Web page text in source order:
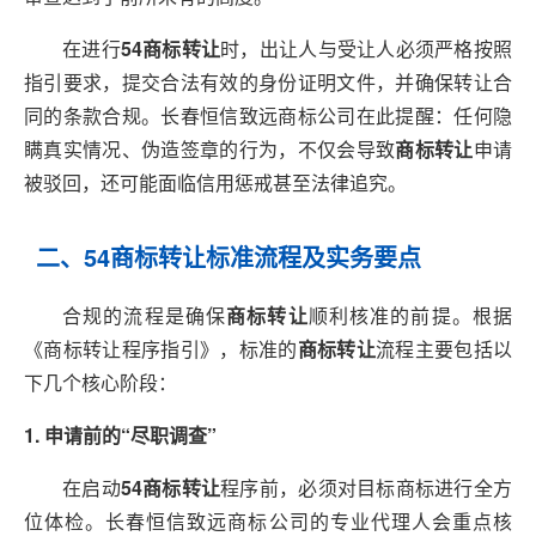
在进行54商标转让时，出让人与受让人必须严格按照
指引要求，提交合法有效的身份证明文件，并确保转让合
同的条款合规。长春恒信致远商标公司在此提醒：任何隐
瞒真实情况、伪造签章的行为，不仅会导致商标转让申请
被驳回，还可能面临信用惩戒甚至法律追究。
二、54商标转让标准流程及实务要点
合规的流程是确保商标转让顺利核准的前提。根据
《商标转让程序指引》，标准的商标转让流程主要包括以
下几个核心阶段：
1. 申请前的“尽职调查”
在启动54商标转让程序前，必须对目标商标进行全方
位体检。长春恒信致远商标公司的专业代理人会重点核